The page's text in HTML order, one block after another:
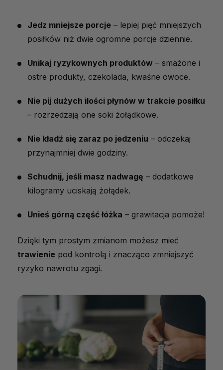
Jedz mniejsze porcje – lepiej pięć mniejszych
posiłków niż dwie ogromne porcje dziennie.
Unikaj ryzykownych produktów – smażone i
ostre produkty, czekolada, kwaśne owoce.
Nie pij dużych ilości płynów w trakcie posiłku
– rozrzedzają one soki żołądkowe.
Nie kładź się zaraz po jedzeniu – odczekaj
przynajmniej dwie godziny.
Schudnij, jeśli masz nadwagę – dodatkowe
kilogramy uciskają żołądek.
Unieś górną część łóżka – grawitacja pomoże!
Dzięki tym prostym zmianom możesz mieć
trawienie pod kontrolą i znacząco zmniejszyć
ryzyko nawrotu zgagi.